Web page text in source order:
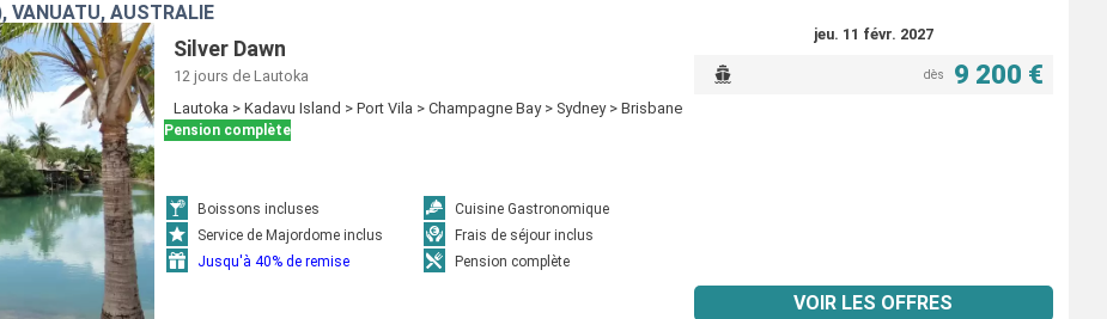
VANUATU, AUSTRALIE
Silver Dawn
12 jours de Lautoka
Lautoka > Kadavu Island > Port Vila > Champagne Bay > Sydney > Brisbane
Pension complète
Boissons incluses
Cuisine Gastronomique
Service de Majordome inclus
Frais de séjour inclus
Jusqu'à 40% de remise
Pension complète
jeu. 11 févr. 2027
dès 9 200 €
VOIR LES OFFRES